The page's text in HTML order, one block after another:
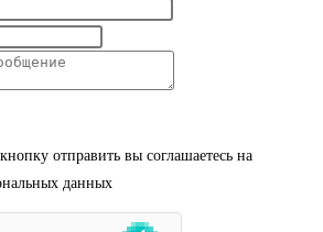
отправить вы соглашаетесь на
данных